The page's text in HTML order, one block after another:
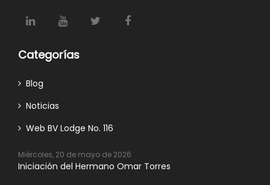
Categorías
Blog
Noticias
Web BV Lodge No. 116
Miércoles, 20 de mayo de 2026
Iniciación del Hermano Omar Torres